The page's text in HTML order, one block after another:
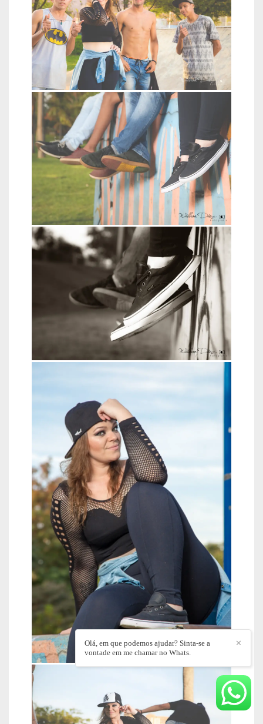
✕
Olá, em que podemos ajudar? Sinta-se a
vontade em me chamar no Whats.